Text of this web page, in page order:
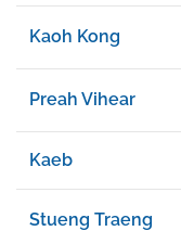
Kaoh Kong
Preah Vihear
Kaeb
Stueng Traeng